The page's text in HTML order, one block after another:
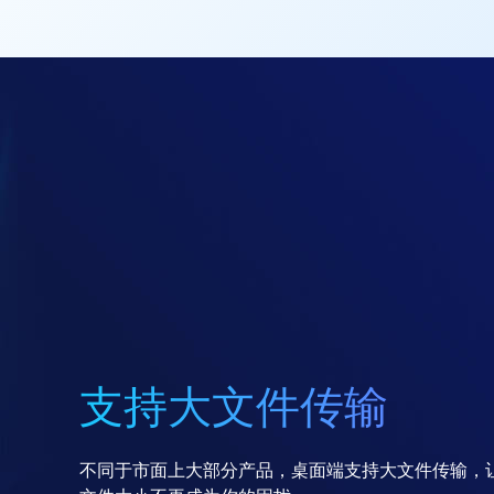
支持大文件传输
不同于市面上大部分产品，桌面端支持大文件传输，